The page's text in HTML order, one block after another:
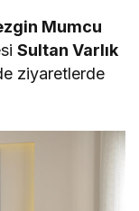
Mumcu
Sultan Varlık
ziyaretlerde